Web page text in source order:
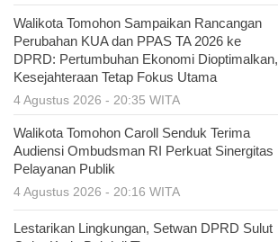
Walikota Tomohon Sampaikan Rancangan
Perubahan KUA dan PPAS TA 2026 ke
DPRD: Pertumbuhan Ekonomi Dioptimalkan,
Kesejahteraan Tetap Fokus Utama
4 Agustus 2026 - 20:35 WITA
Walikota Tomohon Caroll Senduk Terima
Audiensi Ombudsman RI Perkuat Sinergitas
Pelayanan Publik
4 Agustus 2026 - 20:16 WITA
Lestarikan Lingkungan, Setwan DPRD Sulut